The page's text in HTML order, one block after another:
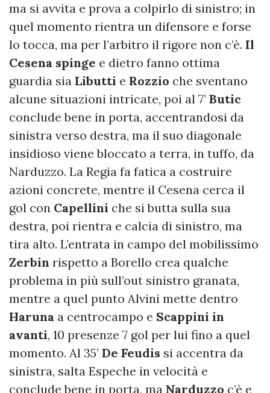
ma si avvita e prova a colpirlo di sinistro; in
quel momento rientra un difensore e forse
lo tocca, ma per l’arbitro il rigore non c’è. Il
Cesena spinge e dietro fanno ottima
guardia sia Libutti e Rozzio che sventano
alcune situazioni intricate, poi al 7’ Butic
conclude bene in porta, accentrandosi da
sinistra verso destra, ma il suo diagonale
insidioso viene bloccato a terra, in tuffo, da
Narduzzo. La Regia fa fatica a costruire
azioni concrete, mentre il Cesena cerca il
gol con Capellini che si butta sulla sua
destra, poi rientra e calcia di sinistro, ma
tira alto. L’entrata in campo del mobilissimo
Zerbin rispetto a Borello crea qualche
problema in più sull’out sinistro granata,
mentre a quel punto Alvini mette dentro
Haruna a centrocampo e Scappini in
avanti, 10 presenze 7 gol per lui fino a quel
momento. Al 35’ De Feudis si accentra da
sinistra, salta Espeche in velocità e
conclude bene in porta, ma Narduzzo c’è e